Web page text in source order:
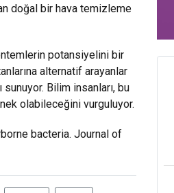
doğal bir hava temizleme
potansiyelini bir
alternatif arayanlar
Bilim insanları, bu
olabileceğini vurguluyor.
bacteria. Journal of